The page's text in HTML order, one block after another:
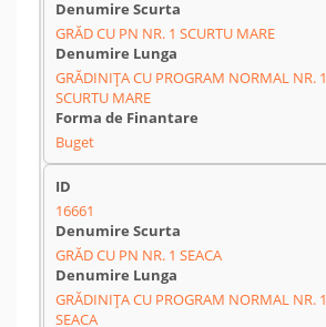
GRĂD CU PN NR. 1 SCURTU MARE
GRĂDINIȚA CU PROGRAM NORMAL NR. 1
SCURTU MARE
Buget
16661
GRĂD CU PN NR. 1 SEACA
GRĂDINIȚA CU PROGRAM NORMAL NR. 1
SEACA